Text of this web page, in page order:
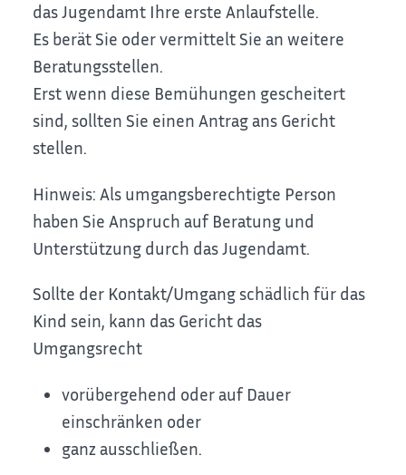
das Jugendamt Ihre erste Anlaufstelle.
Es berät Sie oder vermittelt Sie an weitere
Beratungsstellen.
Erst wenn diese Bemühungen gescheitert
sind, sollten Sie einen Antrag ans Gericht
stellen.
Hinweis: Als umgangsberechtigte Person
haben Sie Anspruch auf Beratung und
Unterstützung durch das Jugendamt.
Sollte der Kontakt/Umgang schädlich für das
Kind sein, kann das Gericht das
Umgangsrecht
vorübergehend oder auf Dauer
einschränken oder
ganz ausschließen.